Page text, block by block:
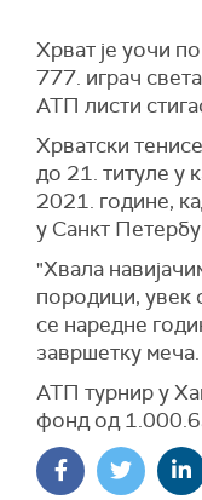
Хрват је уочи
777. играч
АТП листи
Хрватски
до 21. титуле у
2021. године,
у Санкт
"Хвала
породици, увек
се наредне
завршетку меча.
АТП турнир у
фонд од